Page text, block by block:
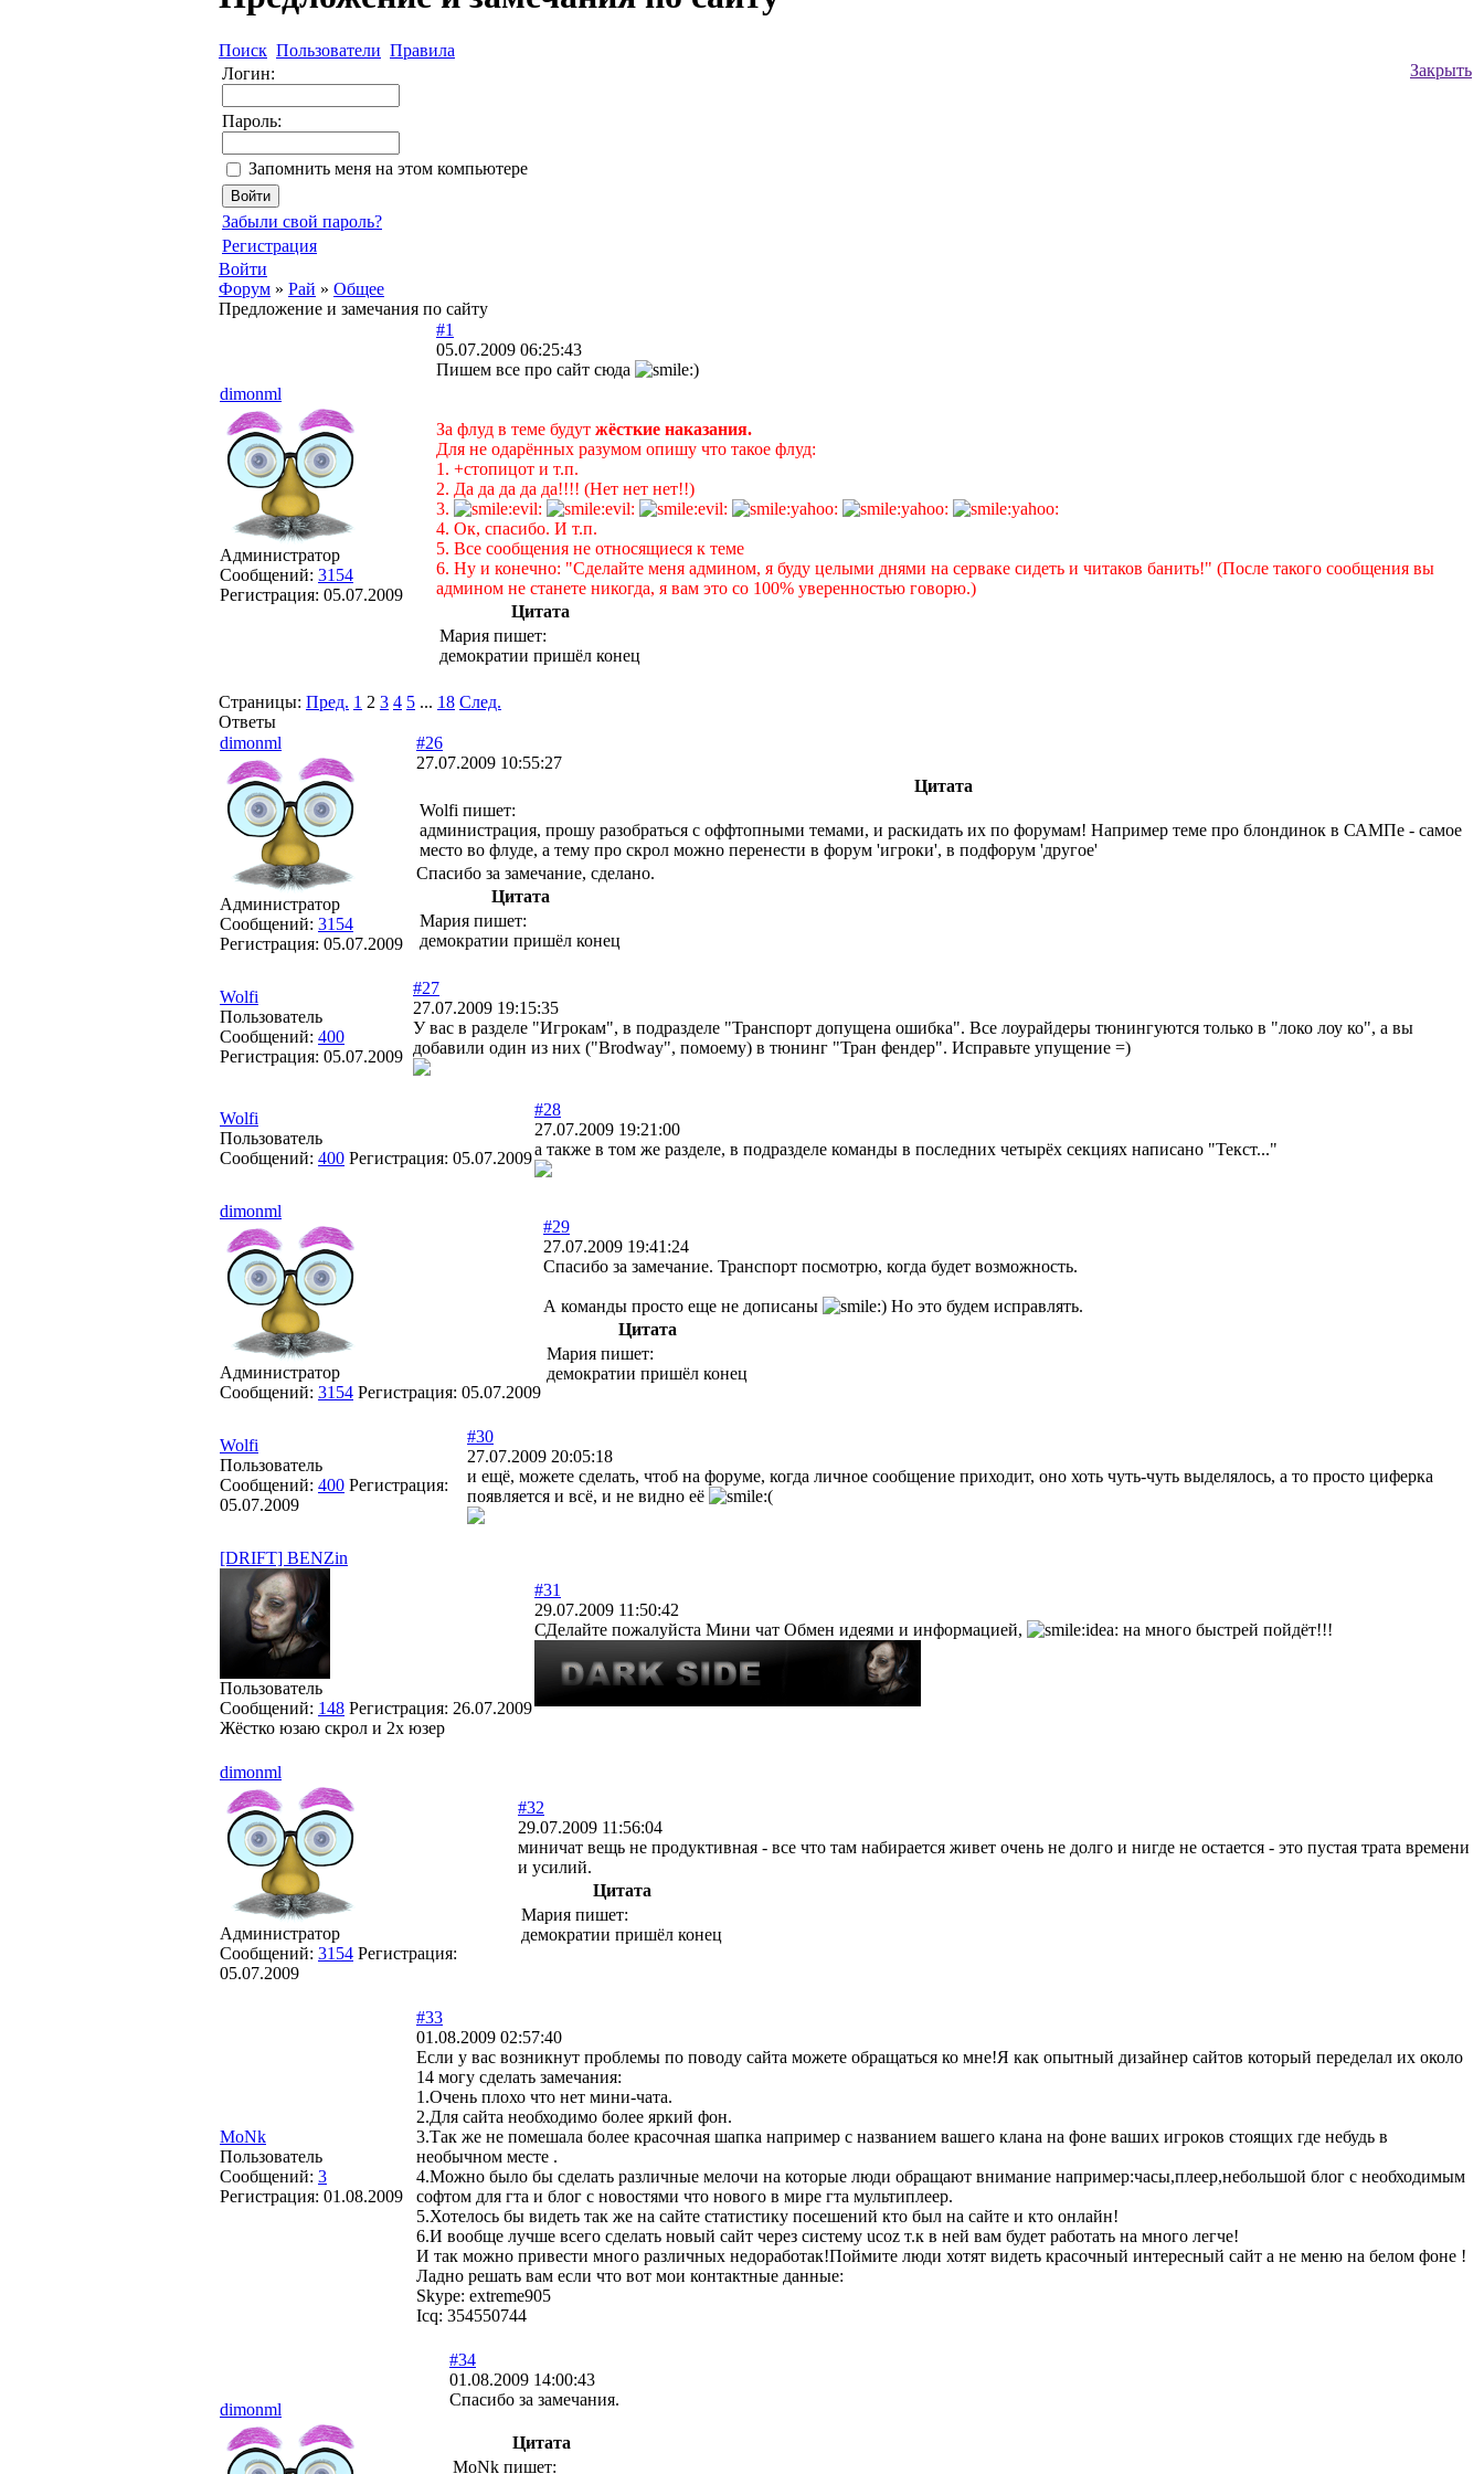
Поиск Пользователи Правила
Закрыть
Логин:
Пароль:
Запомнить меня на этом компьютере
Забыли свой пароль?
Регистрация
Войти
Форум » Рай » Общее
Предложение и замечания по сайту
dimonml
Администратор
Сообщений: 3154
Регистрация: 05.07.2009
#1
05.07.2009 06:25:43
Пишем все про сайт сюда
За флуд в теме будут жёсткие наказания.
Для не одарённых разумом опишу что такое флуд:
1. +стопицот и т.п.
2. Да да да да да!!!! (Нет нет нет!!)
3.
4. Ок, спасибо. И т.п.
5. Все сообщения не относящиеся к теме
6. Ну и конечно: "Сделайте меня админом, я буду целыми днями на серваке сидеть и читаков банить!" (После такого сообщения вы
админом не станете никогда, я вам это со 100% уверенностью говорю.)
Цитата
Мария пишет:
демократии пришёл конец
Страницы: Пред. 1 2 3 4 5 ... 18 След.
Ответы
dimonml
Администратор
Сообщений: 3154
Регистрация: 05.07.2009
#26
27.07.2009 10:55:27
Цитата
Wolfi пишет:
администрация, прошу разобраться с оффтопными темами, и раскидать их по форумам! Например теме про блондинок в САМПе - самое
место во флуде, а тему про скрол можно перенести в форум 'игроки', в подфорум 'другое'
Спасибо за замечание, сделано.
Цитата
Мария пишет:
демократии пришёл конец
Wolfi
Пользователь
Сообщений: 400
Регистрация: 05.07.2009
#27
27.07.2009 19:15:35
У вас в разделе "Игрокам", в подразделе "Транспорт допущена ошибка". Все лоурайдеры тюнингуются только в "локо лоу ко", а вы
добавили один из них ("Brodway", помоему) в тюнинг "Тран фендер". Исправьте упущение =)
Wolfi
Пользователь
Сообщений: 400 Регистрация: 05.07.2009
#28
27.07.2009 19:21:00
а также в том же разделе, в подразделе команды в последних четырёх секциях написано "Текст..."
dimonml
Администратор
Сообщений: 3154 Регистрация: 05.07.2009
#29
27.07.2009 19:41:24
Спасибо за замечание. Транспорт посмотрю, когда будет возможность.
А команды просто еще не дописаны
Но это будем исправлять.
Цитата
Мария пишет:
демократии пришёл конец
Wolfi
Пользователь
Сообщений: 400 Регистрация:
05.07.2009
#30
27.07.2009 20:05:18
и ещё, можете сделать, чтоб на форуме, когда личное сообщение приходит, оно хоть чуть-чуть выделялось, а то просто циферка
появляется и всё, и не видно её
[DRIFT] BENZin
Пользователь
Сообщений: 148 Регистрация: 26.07.2009
Жёстко юзаю скрол и 2x юзер
#31
29.07.2009 11:50:42
СДелайте пожалуйста Мини чат Обмен идеями и информацией,
на много быстрей пойдёт!!!
dimonml
Администратор
Сообщений: 3154 Регистрация:
05.07.2009
#32
29.07.2009 11:56:04
миничат вещь не продуктивная - все что там набирается живет очень не долго и нигде не остается - это пустая трата времени
и усилий.
Цитата
Мария пишет:
демократии пришёл конец
MoNk
Пользователь
Сообщений: 3
Регистрация: 01.08.2009
#33
01.08.2009 02:57:40
Если у вас возникнут проблемы по поводу сайта можете обращаться ко мне!Я как опытный дизайнер сайтов который переделал их около
14 могу сделать замечания:
1.Очень плохо что нет мини-чата.
2.Для сайта необходимо более яркий фон.
3.Так же не помешала более красочная шапка например с названием вашего клана на фоне ваших игроков стоящих где небудь в
необычном месте .
4.Можно было бы сделать различные мелочи на которые люди обращают внимание например:часы,плеер,небольшой блог с необходимым
софтом для гта и блог с новостями что нового в мире гта мультиплеер.
5.Хотелось бы видеть так же на сайте статистику посешений кто был на сайте и кто онлайн!
6.И вообще лучше всего сделать новый сайт через систему ucoz т.к в ней вам будет работать на много легче!
И так можно привести много различных недоработак!Поймите люди хотят видеть красочный интересный сайт а не меню на белом фоне !
Ладно решать вам если что вот мои контактные данные:
Skype: extreme905
Icq: 354550744
dimonml
#34
01.08.2009 14:00:43
Спасибо за замечания.
Цитата
MoNk пишет: